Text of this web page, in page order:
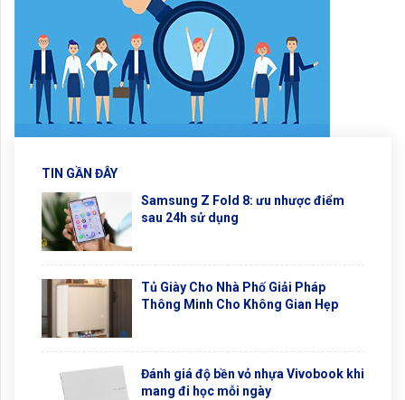
TIN GẦN ĐÂY
Samsung Z Fold 8: ưu nhược điểm
sau 24h sử dụng
Tủ Giày Cho Nhà Phố Giải Pháp
Thông Minh Cho Không Gian Hẹp
Đánh giá độ bền vỏ nhựa Vivobook khi
mang đi học mỗi ngày